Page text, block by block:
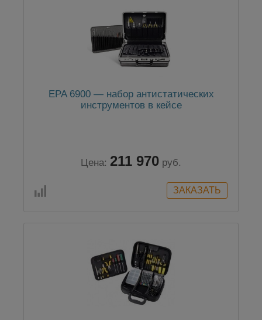
EPA 6900 — набор антистатических
инструментов в кейсе
Цена: 211 970 руб.